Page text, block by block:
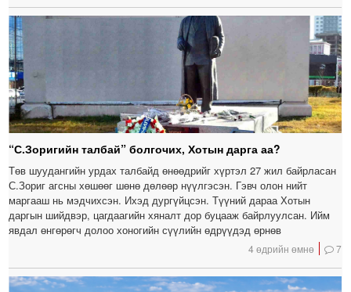
“С.Зоригийн талбай” болгочих, Хотын дарга аа?
Төв шуудангийн урдах талбайд өнөөдрийг хүртэл 27 жил байрласан
С.Зориг агсны хөшөөг шөнө дөлөөр нүүлгэсэн. Гэвч олон нийт
маргааш нь мэдчихсэн. Ихэд дургүйцсэн. Түүний дараа Хотын
даргын шийдвэр, цагдаагийн хяналт дор буцааж байрлуулсан. Ийм
явдал өнгөрөгч долоо хоногийн сүүлийн өдрүүдэд өрнөв
4 өдрийн өмнө 7